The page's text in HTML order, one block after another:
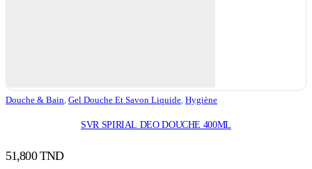
Douche & Bain Gel Douche Et Savon Liquide Hygiène
SVR SPIRIAL DEO DOUCHE 400ML
51,800TND